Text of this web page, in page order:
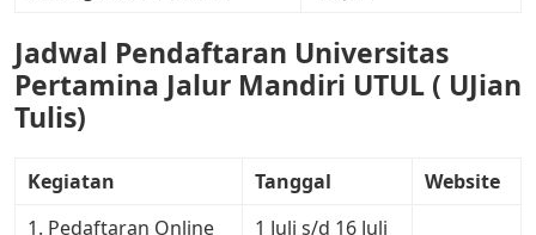
Jadwal Pendaftaran Universitas
Pertamina Jalur Mandiri UTUL ( UJian
Tulis)
Kegiatan Tanggal
Website
1. Pedaftaran Online
1 Juli s/d 16 Juli